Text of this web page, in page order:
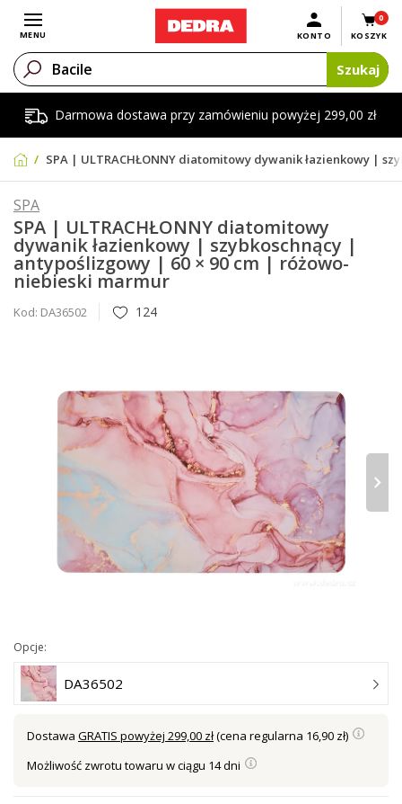
Darmowa dostawa przy zamówieniu powyżej 299,00 zł
Otwórz menu
MENU
0
KOSZYK
KONTO
Szukaj
SPA | ULTRACHŁONNY diatomitowy dywanik łazienkowy |
SPA
SPA | ULTRACHŁONNY diatomitowy
dywanik łazienkowy | szybkoschnący |
antypoślizgowy | 60 × 90 cm | różowo-
niebieski marmur
Kod: DA36502 124
›
Opcje:
DA36502
Dostawa GRATIS powyżej 299,00 zł(cena regularna 16,90 zł)
Możliwość zwrotu towaru w ciągu 14 dni